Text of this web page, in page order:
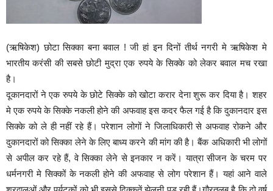
(ऋषिकेश) छोटा सिक्का बना बवाल ! जी हां इन दिनों तीर्थ नगरी मे ऋषिकेश मे
भारतीय करंसी की सबसे छोटी मुद्रा एक रुपये के सिक्के को लेकर बवाल मच रखा
है।
दूकानदारों ने एक रुपये के छोटे सिक्के को खोटा करार देना शुरू कर दिया है। शहर
मे एक रुपये के सिक्के नकली होने की अफवाह इस कदर फैल गई है कि दुकानदार इस
सिक्के को ले ही नहीं रहे हैं। परेशान लोगों ने जिलाधिकारी से अफवाह रोकने और
दुकानदारों को सिक्का लेने के लिए बाध्य करने की मांग की है। बैंक अधिकारी भी लोगों
से अपील कर रहे हैं, वे सिक्का लेने से इनकार न करें। यात्रा सीजन के चरम पर
धर्मनगरी मे सिक्कों के नकली होने की अफवाह से लोग परेशान हैं। यहां आने वाले